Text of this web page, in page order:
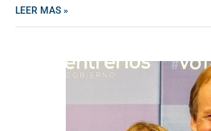
LEER MAS »